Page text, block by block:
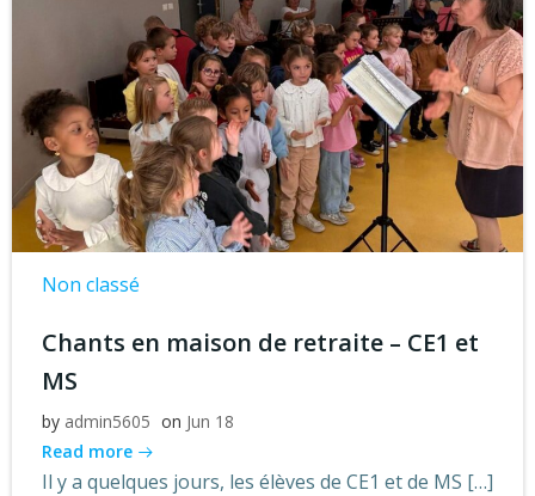
Non classé
Chants en maison de retraite – CE1 et
MS
by admin5605 on Jun 18
Read more
Il y a quelques jours, les élèves de CE1 et de MS […]